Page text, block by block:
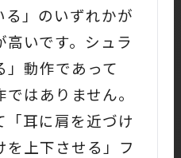
る」のいずれかが
いです。シュラ
」動作であって
ではありません。
「耳に肩を近づけ
を上下させる」フ